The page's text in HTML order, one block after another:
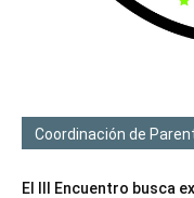
Coordinación de
El III Encuentro busca